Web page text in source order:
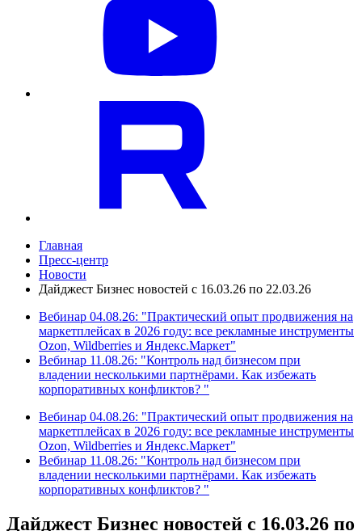
Главная
Пресс-центр
Новости
Дайджест Бизнес новостей с 16.03.26 по 22.03.26
Вебинар 04.08.26: "Практический опыт продвижения на
маркетплейсах в 2026 году: все рекламные инструменты
Ozon, Wildberries и Яндекс.Маркет"
Вебинар 11.08.26: "Контроль над бизнесом при
владении несколькими партнёрами. Как избежать
корпоративных конфликтов? "
Вебинар 04.08.26: "Практический опыт продвижения на
маркетплейсах в 2026 году: все рекламные инструменты
Ozon, Wildberries и Яндекс.Маркет"
Вебинар 11.08.26: "Контроль над бизнесом при
владении несколькими партнёрами. Как избежать
корпоративных конфликтов? "
Дайджест Бизнес новостей с 16.03.26 по